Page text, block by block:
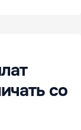
со